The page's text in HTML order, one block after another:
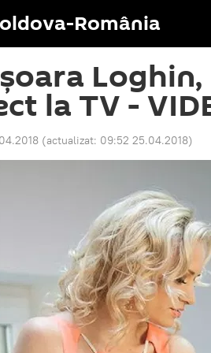
România
la TV -
(actualizat: 09:52 25.04.2018)